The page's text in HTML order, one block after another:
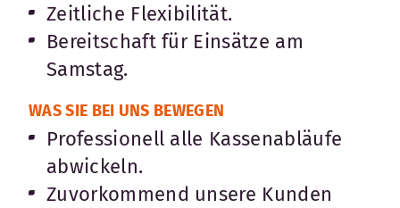
Zeitliche Flexibilität.
Bereitschaft für Einsätze am
Samstag.
WAS SIE BEI UNS BEWEGEN
Professionell alle Kassenabläufe
abwickeln.
Zuvorkommend unsere Kunden